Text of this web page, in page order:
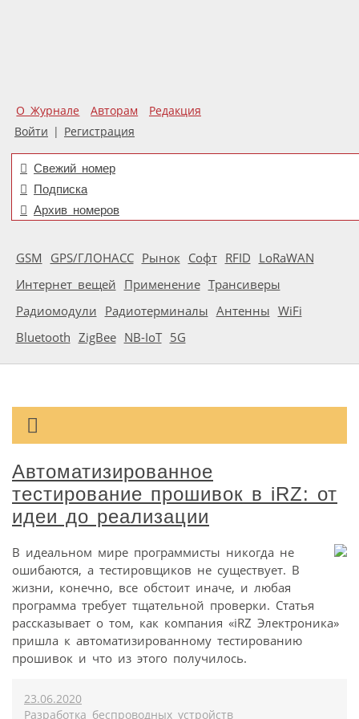
О Журнале Авторам
Редакция
Войти | Регистрация
Свежий номер
Подписка
Архив номеров
GSM GPS/ГЛОНАСС Рынок Софт RFID LoRaWAN
Интернет вещей Применение Трансиверы
Радиомодули Радиотерминалы Антенны WiFi
Bluetooth ZigBee NB-IoT 5G
Автоматизированное
тестирование прошивок в iRZ: от
идеи до реализации
В идеальном мире программисты никогда не
ошибаются, а тестировщиков не существует. В
жизни, конечно, все обстоит иначе, и любая
программа требует тщательной проверки. Статья
рассказывает о том, как компания «iRZ Электроника»
пришла к автоматизированному тестированию
прошивок и что из этого получилось.
23.06.2020
Разработка беспроводных устройств